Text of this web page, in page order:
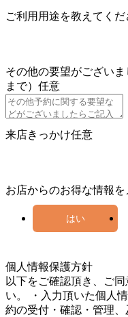
ご利用用途を教えてくだ
その他の要望がござい
まで） 任意
来店きっかけ任意
お店からのお得な情報
はい
個人情報保護方針
以下をご確認頂き、ご
い。 ・入力頂いた個人
約の受付・確認・管理